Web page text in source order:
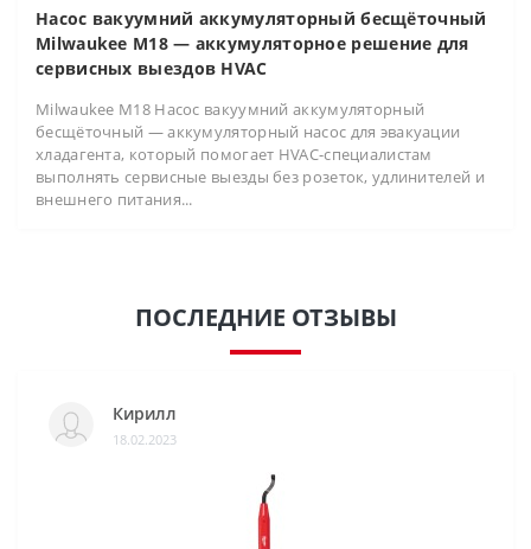
Насос вакуумний аккумуляторный бесщёточный
Milwaukee M18 — аккумуляторное решение для
сервисных выездов HVAC
Milwaukee M18 Насос вакуумний аккумуляторный
бесщёточный — аккумуляторный насос для эвакуации
хладагента, который помогает HVAC-специалистам
выполнять сервисные выезды без розеток, удлинителей и
внешнего питания...
ПОСЛЕДНИЕ ОТЗЫВЫ
Кирилл
18.02.2023